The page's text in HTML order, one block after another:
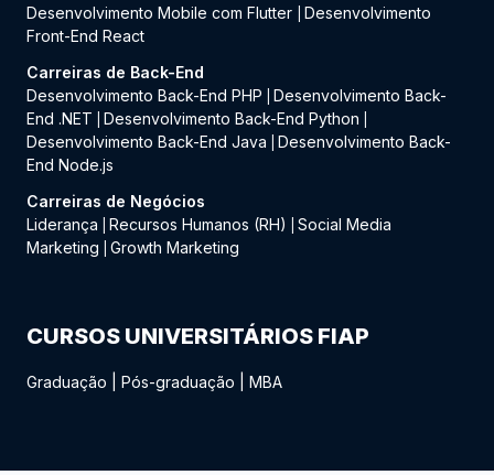
Desenvolvimento Mobile com Flutter
Desenvolvimento
Front-End React
Carreiras de Back-End
Desenvolvimento Back-End PHP
Desenvolvimento Back-
End .NET
Desenvolvimento Back-End Python
Desenvolvimento Back-End Java
Desenvolvimento Back-
End Node.js
Carreiras de Negócios
Liderança
Recursos Humanos (RH)
Social Media
Marketing
Growth Marketing
CURSOS UNIVERSITÁRIOS FIAP
Graduação Pós-graduação MBA